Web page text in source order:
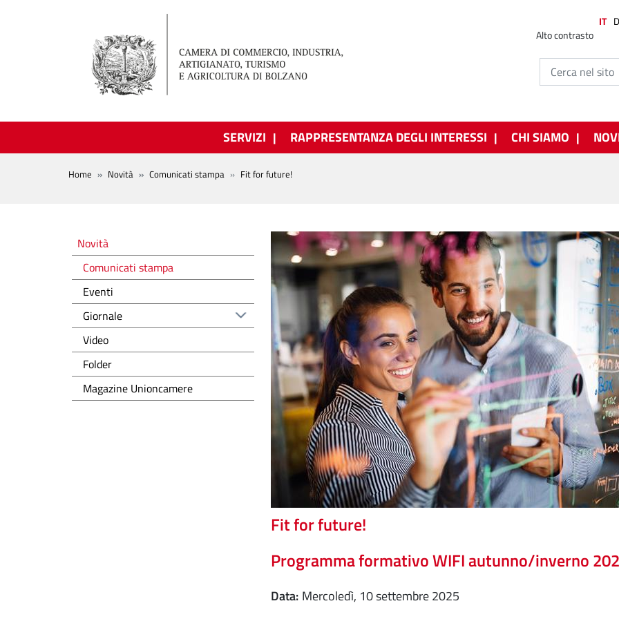
Alto contrasto
IT
SERVIZI RAPPRESENTANZA DEGLI INTERESSI CHI SIAMO
BREADCRUMB
Home Novità Comunicati stampa Fit for future!
Fit for future!
Programma formativo WIFI autunno/inverno
Data
mercoledì, 10 settembre 2025
Novità
Novità
Comunicati stampa
Eventi
Giornale
Video
Folder
Magazine Unioncamere